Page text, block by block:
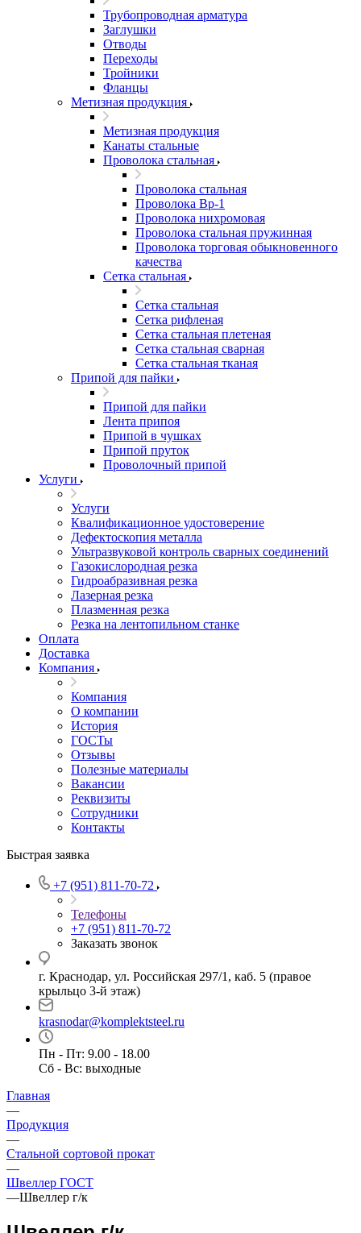
Трубопроводная арматура
Заглушки
Отводы
Переходы
Тройники
Фланцы
Метизная продукция
Метизная продукция
Канаты стальные
Проволока стальная
Проволока стальная
Проволока Вр-1
Проволока нихромовая
Проволока стальная пружинная
Проволока торговая обыкновенного
качества
Сетка стальная
Сетка стальная
Сетка рифленая
Сетка стальная плетеная
Сетка стальная сварная
Сетка стальная тканая
Припой для пайки
Припой для пайки
Лента припоя
Припой в чушках
Припой пруток
Проволочный припой
Услуги
Услуги
Квалификационное удостоверение
Дефектоскопия металла
Ультразвуковой контроль сварных соединений
Газокислородная резка
Гидроабразивная резка
Лазерная резка
Плазменная резка
Резка на лентопильном станке
Оплата
Доставка
Компания
Компания
О компании
История
ГОСТы
Отзывы
Полезные материалы
Вакансии
Реквизиты
Сотрудники
Контакты
Быстрая заявка
+7 (951) 811-70-72
Телефоны
+7 (951) 811-70-72
Заказать звонок
г. Краснодар, ул. Российская 297/1, каб. 5 (правое
крыльцо 3-й этаж)
krasnodar@komplektsteel.ru
Пн - Пт: 9.00 - 18.00
Сб - Вс: выходные
Главная
—
Продукция
—
Стальной сортовой прокат
—
Швеллер ГОСТ
—Швеллер г/к